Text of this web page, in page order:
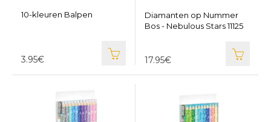
10-kleuren Balpen
3.95€
Diamanten op Nummer
Bos - Nebulous Stars 11125
17.95€